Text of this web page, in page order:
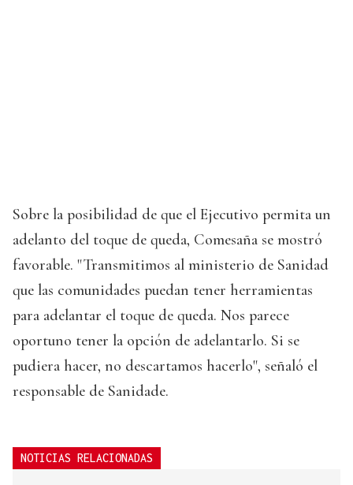
Sobre la posibilidad de que el Ejecutivo permita un
adelanto del toque de queda, Comesaña se mostró
favorable. "Transmitimos al ministerio de Sanidad
que las comunidades puedan tener herramientas
para adelantar el toque de queda. Nos parece
oportuno tener la opción de adelantarlo. Si se
pudiera hacer, no descartamos hacerlo", señaló el
responsable de Sanidade.
NOTICIAS RELACIONADAS